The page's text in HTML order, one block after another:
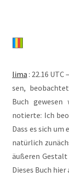
lima : 22.16
sen,
Buch
notier­te: Ich
Dass es sich
natür­lich
äuße­ren
Die­ses Buch